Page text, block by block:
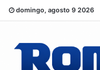
domingo, agosto 9 2026